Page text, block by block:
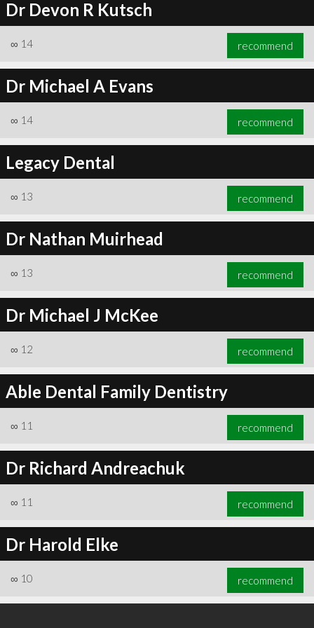
Dr Devon R Kutsch
∞ 14 recommend
Dr Michael A Evans
∞ 14 recommend
Legacy Dental
∞ 13 recommend
Dr Nathan Muirhead
∞ 13 recommend
Dr Michael J McKee
∞ 12 recommend
Able Dental Family Dentistry
∞ 11 recommend
Dr Richard Andreachuk
∞ 11 recommend
Dr Harold Elke
∞ 10 recommend